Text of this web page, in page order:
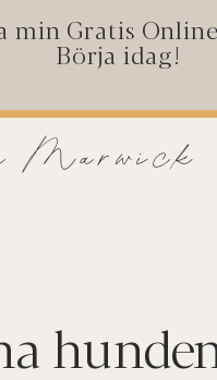
min Gratis
Börja idag!
Marwick